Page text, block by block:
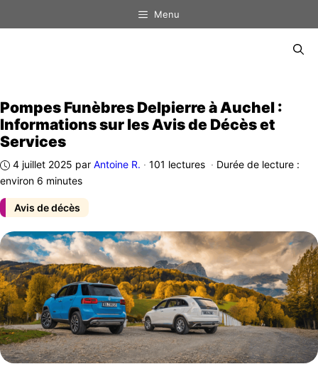
au
Menu
Avis de décès
Pompes Funèbres Delpierre à Auchel :
Informations sur les Avis de Décès et
Services
4 juillet 2025 par Antoine R. · 101 lectures · Durée de lecture :
environ 6 minutes